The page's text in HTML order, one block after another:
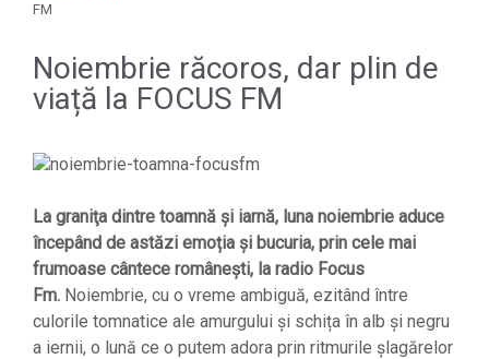
FM
Noiembrie răcoros, dar plin de
viață la FOCUS FM
La graniţa dintre toamnă şi iarnă, luna noiembrie aduce
începând de astăzi emoția și bucuria, prin cele mai
frumoase cântece românești, la radio Focus
Fm. Noiembrie, cu o vreme ambiguă, ezitând între
culorile tomnatice ale amurgului și schița în alb și negru
a iernii, o lună ce o putem adora prin ritmurile șlagărelor